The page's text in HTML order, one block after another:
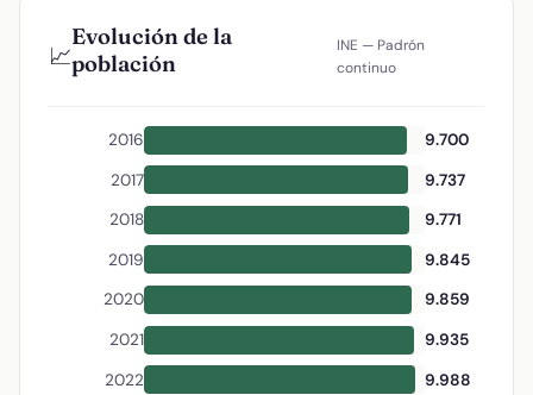
📈
Evolución de la
población
INE — Padrón
continuo
2016
9.700
2017
9.737
2018
9.771
2019
9.845
2020
9.859
2021
9.935
2022
9.988